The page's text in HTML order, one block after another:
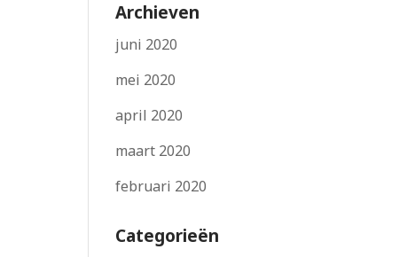
Archieven
juni 2020
mei 2020
april 2020
maart 2020
februari 2020
Categorieën